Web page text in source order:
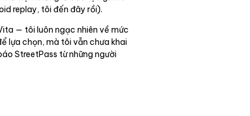
replay, tôi đến đây rồi).
— tôi luôn ngạc nhiên về mức
lựa chọn, mà tôi vẫn chưa khai
StreetPass từ những người